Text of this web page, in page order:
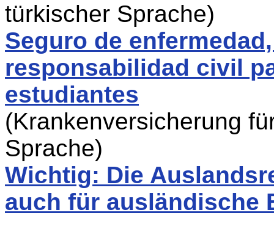
türkischer Sprache)
Seguro de
responsabilidad civil
estudiantes
(Krankenversicherung
Sprache)
Wichtig: Die
auch für ausländische